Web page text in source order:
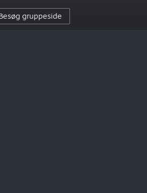
gruppeside